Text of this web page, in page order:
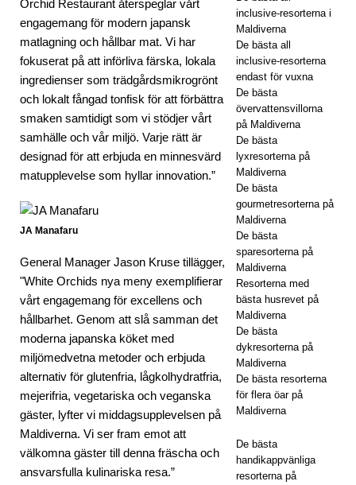
ER
april
202
6]
Mey
yafu
rna
öpp
med
miu
Orchid Restaurant återspeglar vårt
engagemang för modern japansk
matlagning och hållbar mat. Vi har
fokuserat på att införliva färska, lokala
ingredienser som trädgårdsmikrogrönt
och lokalt fångad tonfisk för att förbättra
smaken samtidigt som vi stödjer vårt
samhälle och vår miljö. Varje rätt är
designad för att erbjuda en minnesvärd
matupplevelse som hyllar innovation.”
JA Manafaru
General Manager Jason Kruse tillägger,
"White Orchids nya meny exemplifierar
vårt engagemang för excellens och
hållbarhet. Genom att slå samman det
moderna japanska köket med
miljömedvetna metoder och erbjuda
alternativ för glutenfria, lågkolhydratfria,
mejerifria, vegetariska och veganska
gäster, lyfter vi middagsupplevelsen på
Maldiverna. Vi ser fram emot att
välkomna gäster till denna fräscha och
ansvarsfulla kulinariska resa.”
inclusive-resorterna i
Maldiverna
De bästa all
inclusive-resorterna
endast för vuxna
De bästa
övervattensvillorna
på Maldiverna
De bästa
lyxresorterna på
Maldiverna
De bästa
gourmetresorterna på
Maldiverna
De bästa
sparesorterna på
Maldiverna
Resorterna med
bästa husrevet på
Maldiverna
De bästa
dykresorterna på
Maldiverna
De bästa resorterna
för flera öar på
Maldiverna
De bästa
handikappvänliga
resorterna på